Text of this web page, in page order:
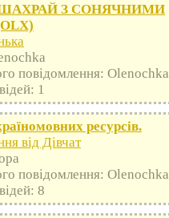
З СОНЯЧНИМИ
повідомлення: Olenochka
1
ресурсів.
від Дівчат
повідомлення: Olenochka
8